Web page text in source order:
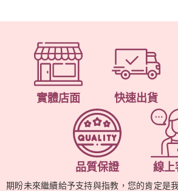
實體店面 快速出貨
品質保證 線上
期盼未來繼續給予支持與指教，您的肯定是